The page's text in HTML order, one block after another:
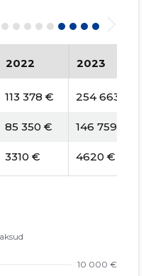
2022 2023
113 378 € 254 663 €
85 350 € 146 759 €
3310 € 4620 €